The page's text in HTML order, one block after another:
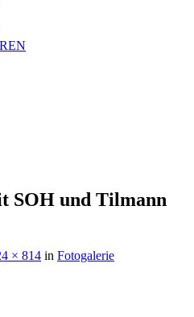
SOH und Tilmann
× 814 in Fotogalerie